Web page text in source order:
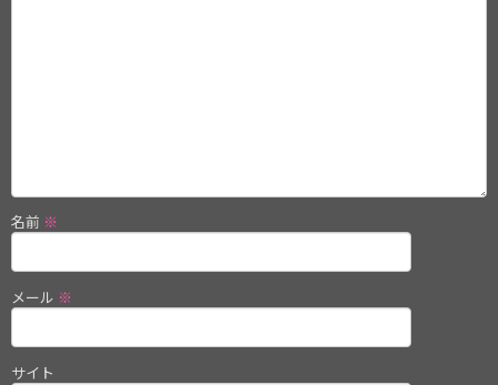
名前 ※
メール ※
サイト